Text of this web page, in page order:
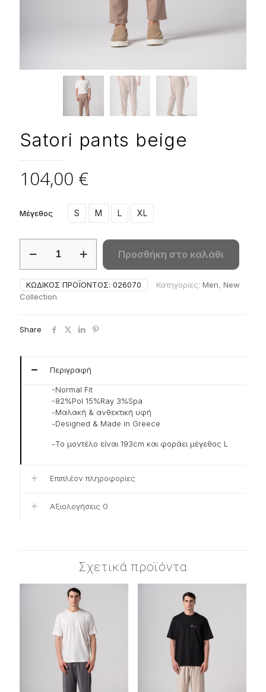
Satori pants beige
104,00 €
Μέγεθος S M L XL
pants
ποσότητα
Προσθήκη στο καλάθι
ΚΩΔΙΚΌΣ ΠΡΟΪΌΝΤΟΣ: 026070 Κατηγορίες: Men, New
Collection
Share
Περιγραφή
-Normal Fit
-82%Pol 15%Ray 3%Spa
-Μαλακή & ανθεκτική υφή
-Designed & Made in Greece
-Το μοντέλο είναι 193cm και φοράει μέγεθος L
Επιπλέον πληροφορίες
Αξιολογήσεις 0
Σχετικά προϊόντα